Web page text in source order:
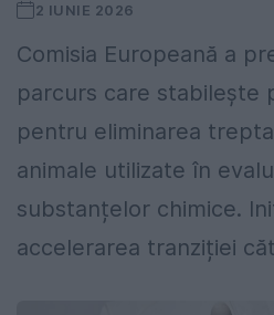
2 IUNIE 2026
Comisia Europeană a
parcurs care stabilește
pentru eliminarea
animale utilizate în
substanțelor chimice.
accelerarea tranziției